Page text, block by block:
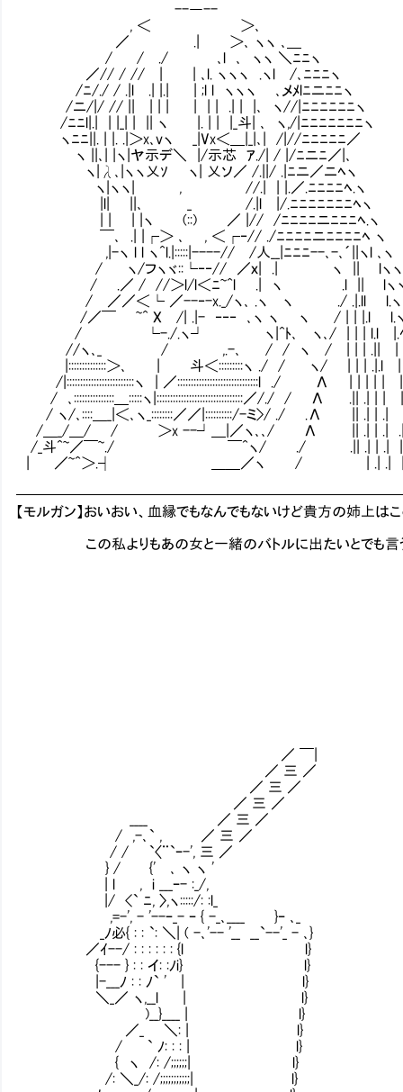
--―--
, ＜ ＞､
／ .| ＞､ ヽヽ ､＿
/ / ./ ､l ､ ヽヽ ＼ﾆﾆヽ
／// / // | | ､l. ヽヽヽ .ヽl /､ﾆﾆﾆヽ
/ﾆ/./ / .|l .| |.| | ;l l ヽヽヽ ､メﾒlﾆニﾆﾆヽ
/ニ/|/ // || | | | | | | .| | |､ ヽ//|ﾆﾆﾆﾆﾆﾆヽ
/ﾆﾆl|.| | |_| | || ヽ |. | | |_斗| ､ ヽ,/|ﾆﾆﾆﾆﾆﾆﾆヽ
ヽﾆﾆ||. | |. .|＞x､vヽ _|Vx＜＿|_|､| /|//ﾆﾆﾆﾆﾆ／
ヽ ||､| |ヽ|ヤ示デ＼ |/示芯 ｱ./| / |/ﾆニﾆ／|､
ヽ|λ､|ヽヽ乂ｿ ヽ| 乂ソ／ /.||/ .|ﾆニ／ニﾍヽ
ヽ|ヽヽ| , //.| | |.／.ﾆﾆﾆﾆﾍ.ヽ
|l| ||､ _ /.|l |/.ﾆﾆﾆﾆﾆﾆﾆﾍヽ
| | | |ヽ (::) ／ |// /ﾆﾆﾆﾆニﾆﾆﾆﾍ.ヽ
￣､ .| |┌＞ ､ , ＜┌‐// ./ﾆﾆﾆﾆニﾆﾆﾆﾆﾍ ヽ
,|-ヽ l l ヽ^l.|:::::|----// /人__|ﾆﾆﾆ--､-､´||ヽl ､ヽ
/ ヽ/フヽヾ::└‐‐// ／ｘ| .| ヽ || lヽヽ
/ .／ / //＞l/l＜ﾆ~^l .| ヽ .l || lヽ
/ ／／＜└ ／--‐-x._/ヽ､ .ヽ ヽ ./ .|.ll l.ヽ
/／￣ ~^ X /| .|- ‐‐‐ ､ヽ ヽ ヽ / | | |.l l.ヽ
/ └-./.ヽ┘ ヽ|^ﾄ､ ヽ､/ | | | l.l |.ﾍ
//ヽ､_ / ,.-､ / / ヽ / | | | .|| | ﾍ
|::::::::::::::＞､ | 斗＜:::::::::ヽ ./ / ヽ/ | | | .|.l | .
/|:::::::::::::::::::::::::ヽ | ／::::::::::::::::::::::::::::::l ./ Λ | | | | | |
/ ､:::::::::::::::＿:::::ヽ|::::::::::::::::::::::::::::::::／/./ / Λ .|| .| | |
/ ヽ/､::::＿_|＜､ヽ_::::::::／／|::::::::::/-ミ>/ ./ .Λ || .| |
/＿_/＿/ / ＞x --┘＿|／ヽ､､/ Λ || .| | .| .| l
/_斗^~／￣~./ ￣^ヽ/ ./ .|| .| | .| | .|
| ／~^＞.┤ ＿＿／ヽ / | .| .| | .|
【モルガン】おいおい、血縁でもなんでもないけど貴方の
この私よりもあの女と一緒のバトルに出たいとでも言う
／ ￣|
／ 三 ／
／ 三 ／
／ 三 ／
____ ／ 三 ／
/ ,-､` , ／ 三 ／
/ / `〈¨`ｰ-', 三 ／
} / {' ､ ヽ ヽ '
| l , i ___ｰ- :_/,
|/ <` ﾆ, 〉,ヽ:::::/: :l_
,=-', - '--ｰ_- ｰ { -_､____ }ｰ ､_
_ﾉ必{ : : `: ＼| ( -､'-- '__ __`--'_ - ､}
／ｲ--/ : : : : : : {l l}
{--- } : : イ: :ﾉi} l}
|-___ﾉ : : ﾉ` ' | l}
＼_／ ヽ,__l | l} そんなヤワな鍛え方
)__}____ | l}
／_ ＼: | l}
/ ` ﾉ: : : | l}
{ ヽ /: /;;;;;;| l}
/: ＼_/: /;;;;;;;;;;;| l}